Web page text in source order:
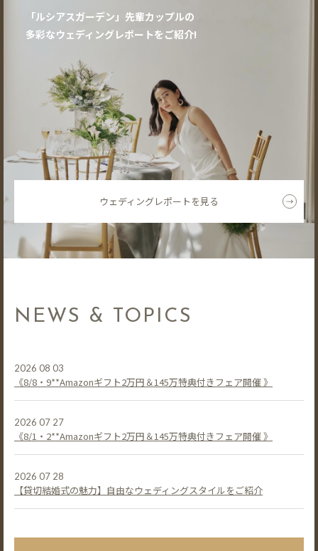
「ルシアスガーデン」先輩カップルの
多彩なウェディングレポートをご紹介!
ウェディングレポートを見る
NEWS & TOPICS
2026 08 03
《8/8・9**Amazonギフト2万円＆145万特典付きフェア開催 》
2026 07 27
《8/1・2**Amazonギフト2万円＆145万特典付きフェア開催 》
2026 07 28
【貸切結婚式の魅力】自由なウェディングスタイルをご紹介